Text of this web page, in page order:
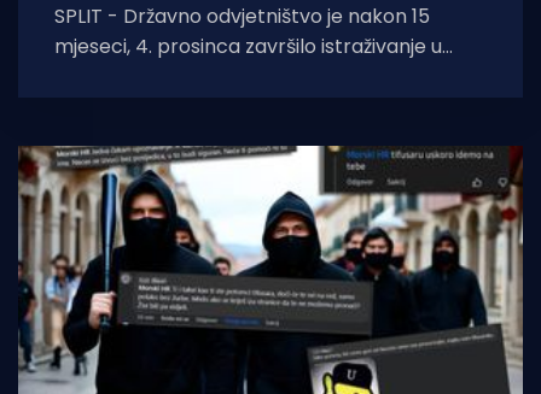
SPLIT - Državno odvjetništvo je nakon 15
mjeseci, 4. prosinca završilo istraživanje u
niza ozbiljnih prijetnji,